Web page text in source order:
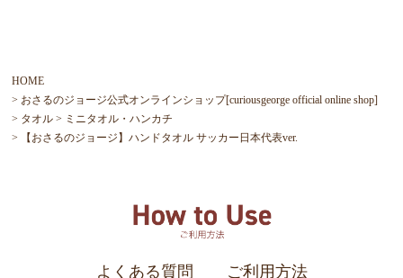
HOME
おさるのジョージ公式オンラインショップ[curiousgeorge official online shop]
タオル
ミニタオル・ハンカチ
【おさるのジョージ】ハンドタオル サッカー日本代表ver.
よくある質問 ご利用方法